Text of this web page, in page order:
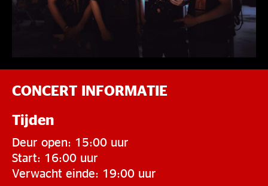
CONCERT INFORMATIE
Tijden
Deur open: 15:00 uur
Start: 16:00 uur
Verwacht einde: 19:00 uur